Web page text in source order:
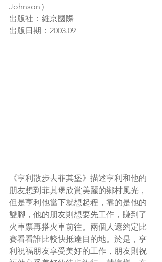
Johnson）
出版社：維京國際
出版日期：2003.09
《亨利散步去菲其堡》描述亨利和他的
朋友想到菲其堡欣賞美麗的鄉村風光，
但是亨利他當下就想起程，靠的是他的
雙腳，他的朋友則想要先工作，賺到了
火車票再搭火車前往。兩個人還約定比
賽看看誰比較快抵達目的地。於是，亨
利祝福朋友享受美好的工作，朋友則祝